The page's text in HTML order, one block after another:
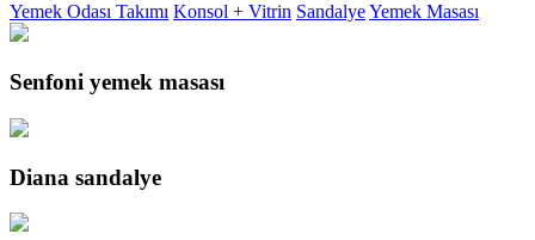
Yemek Odası Takımı Konsol + Vitrin SandalyeYemek Masası
Senfoni yemek masası
Diana sandalye